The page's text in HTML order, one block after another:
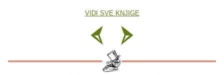
VIDI SVE KNJIGE